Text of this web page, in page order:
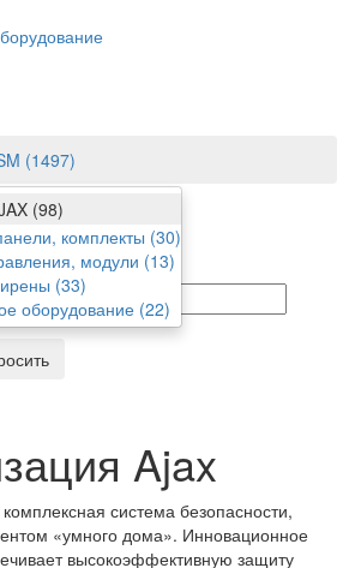
(1497)
(98)
комплекты (30)
модули (13)
(33)
оборудование (22)
от/до
Ajax
система безопасности,
«умного дома». Инновационное
высокоэффективную защиту